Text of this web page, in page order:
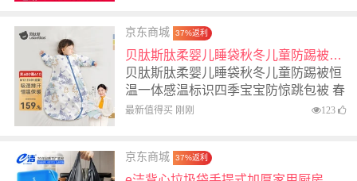
京东商城 37%返利
贝肽斯肽柔婴儿睡袋秋冬儿童防踢被恒温一体感温标识四季宝宝防惊跳包被 春秋双层-竹棉(20-26℃)天鹿 M码 65-85cm(建议9个月-2岁)
贝肽斯肽柔婴儿睡袋秋冬儿童防踢被恒
温一体感温标识四季宝宝防惊跳包被 春
秋双层-竹棉(20-26℃)天鹿 M码 65-
最新值得买 刚刚 123
京东商城 37%返利